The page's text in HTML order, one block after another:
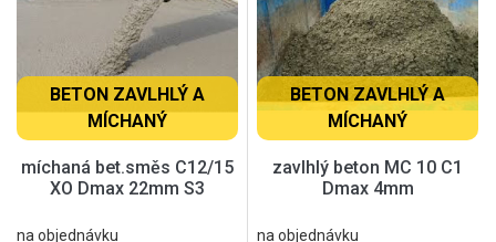
BETON ZAVLHLÝ A
MÍCHANÝ
míchaná bet.směs C12/15
XO Dmax 22mm S3
na objednávku
BETON ZAVLHLÝ A
MÍCHANÝ
zavlhlý beton MC 10 C1
Dmax 4mm
na objednávku